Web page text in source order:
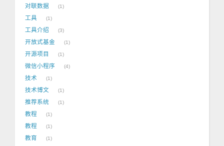
对联数据 1
工具 1
工具介绍 3
开放式基金 1
开源项目 1
微信小程序 4
技术 1
技术博文 1
推荐系统 1
教程 1
教程 1
教育 1